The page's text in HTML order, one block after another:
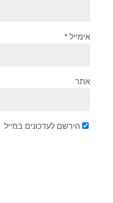
אימייל *
אתר
הירשם לעדכונים במייל